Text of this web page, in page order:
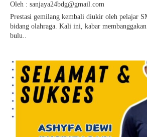
Oleh : sanjaya24bdg@gmail.com
Prestasi gemilang kembali diukir oleh pelajar
bidang olahraga. Kali ini, kabar
bulu..